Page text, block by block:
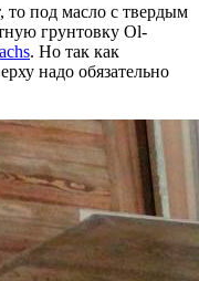
то под масло с твердым
грунтовку Ol-
. Но так как
надо обязательно